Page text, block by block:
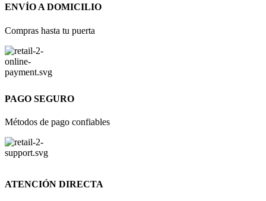
ENVÍO A DOMICILIO
Compras hasta tu puerta
PAGO SEGURO
Métodos de pago confiables
ATENCIÓN DIRECTA